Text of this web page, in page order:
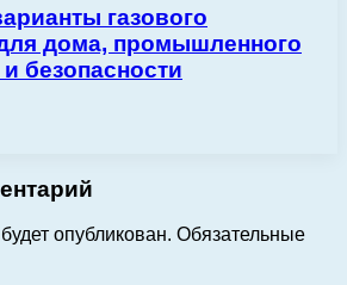
газового
дома, промышленного
безопасности
опубликован. Обязательные